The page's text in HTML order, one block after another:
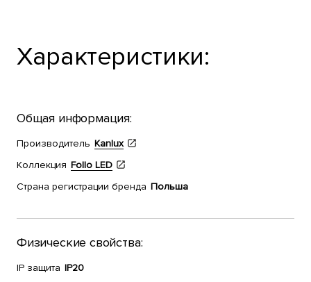
Характеристики:
Общая информация:
Производитель Kanlux
Коллекция Follo LED
Страна регистрации бренда Польша
Физические свойства:
IP защита IP20